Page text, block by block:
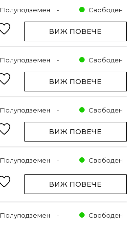
Полуподземен - Свободен
ВИЖ ПОВЕЧЕ
Полуподземен - Свободен
ВИЖ ПОВЕЧЕ
Полуподземен - Свободен
ВИЖ ПОВЕЧЕ
Полуподземен - Свободен
ВИЖ ПОВЕЧЕ
Полуподземен - Свободен